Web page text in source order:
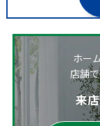
ホー
店舗
来